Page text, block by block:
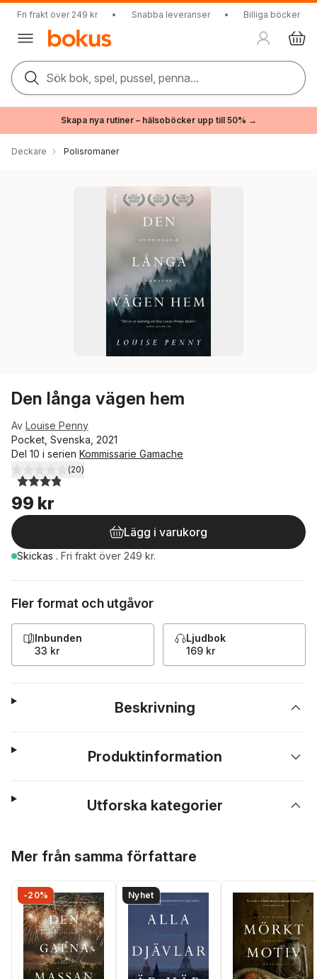
Fri frakt över 249 kr • Snabba leveranser • Billiga böcker
Sök bok, spel, pussel, penna...
Skapa nya rutiner – hälsoböcker upp till 50% →
Deckare Polisromaner
Den långa vägen hem
Av Louise Penny
Pocket, Svenska, 2021
Del 10 i serien Kommissarie Gamache
3,9utav 5 stjärnor. Totalt antal röster:
(20)
99 kr
Lägg i varukorg
Skickas . Fri frakt över 249 kr.
Fler format och utgåvor
Inbunden
33 kr
Ljudbok
169 kr
Beskrivning
Produktinformation
Utforska kategorier
Mer från samma författare
-20% Nyhet